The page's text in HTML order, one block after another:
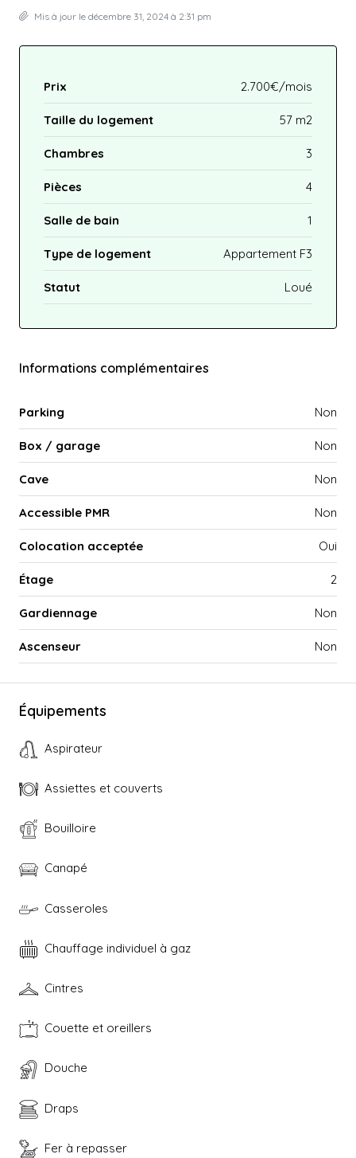
Mis à jour le décembre 31, 2024 à 2:31 pm
Prix 2.700€/mois
Taille du logement 57 m2
Chambres 3
Pièces 4
Salle de bain 1
Type de logement Appartement F3
Statut Loué
Informations complémentaires
Parking Non
Box / garage Non
Cave Non
Accessible PMR Non
Colocation acceptée Oui
Étage 2
Gardiennage Non
Ascenseur Non
Équipements
Aspirateur
Assiettes et couverts
Bouilloire
Canapé
Casseroles
Chauffage individuel à gaz
Cintres
Couette et oreillers
Douche
Draps
Fer à repasser